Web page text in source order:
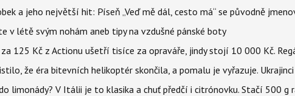
a jeho největší hit: Píseň „Veď mě dál, cesto má“ se původně
v létě svým nohám aneb tipy na vzdušné pánské boty
za 125 Kč z Actionu ušetří tisíce za opraváře, jindy stojí 10 000 Kč.
že éra bitevních helikoptér skončila, a pomalu je vyřazuje.
limonády? V Itálii je to klasika a chuť předčí i citrónovku. Stačí 500 g